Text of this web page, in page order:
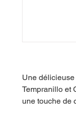
Une
Tempranillo et
une touche de